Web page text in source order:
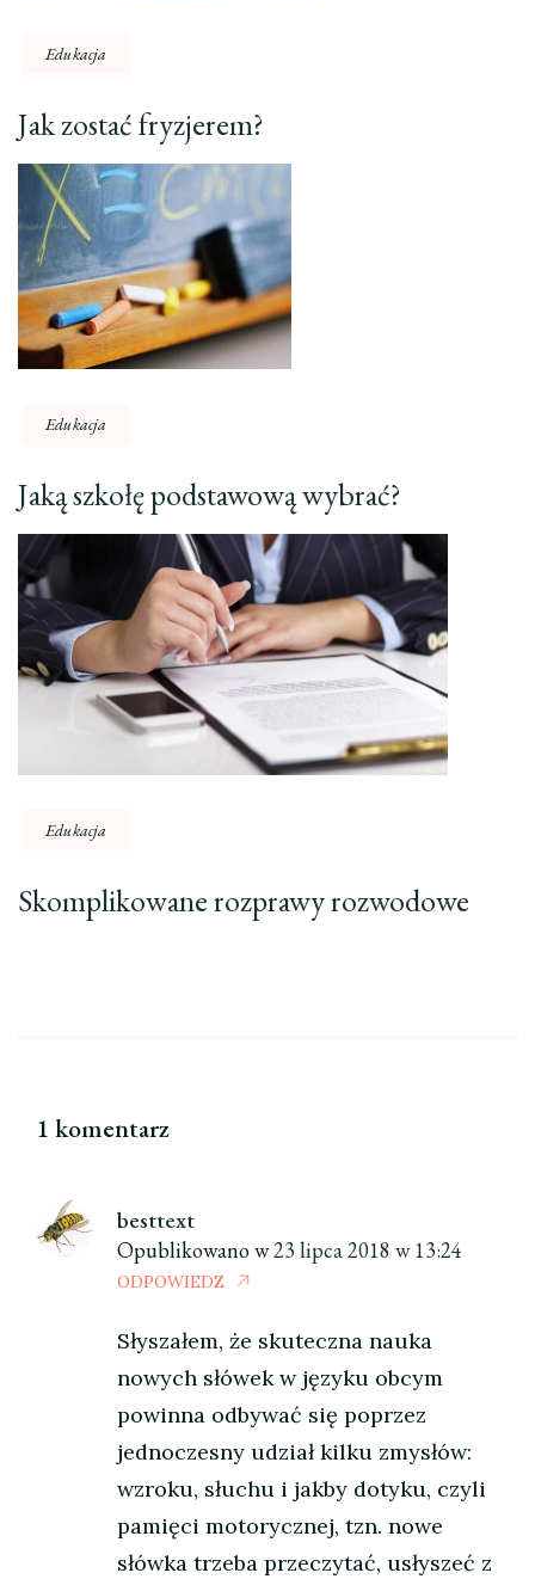
Edukacja
Jak zostać fryzjerem?
Edukacja
Jaką szkołę podstawową wybrać?
Edukacja
Skomplikowane rozprawy rozwodowe
1 komentarz
besttext
Opublikowano w23 lipca 2018 w 13:24
ODPOWIEDZ
Słyszałem, że skuteczna nauka
nowych słówek w języku obcym
powinna odbywać się poprzez
jednoczesny udział kilku zmysłów:
wzroku, słuchu i jakby dotyku, czyli
pamięci motorycznej, tzn. nowe
słówka trzeba przeczytać, usłyszeć z